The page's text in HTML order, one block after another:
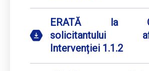
ERATĂ la
solicitantului
Intervenției 1.1.2